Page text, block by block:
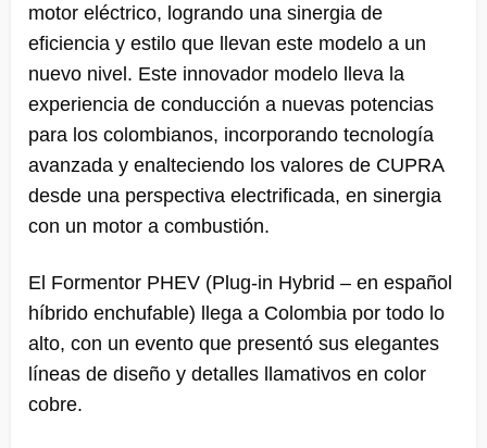
motor eléctrico, logrando una sinergia de
eficiencia y estilo que llevan este modelo a un
nuevo nivel. Este innovador modelo lleva la
experiencia de conducción a nuevas potencias
para los colombianos, incorporando tecnología
avanzada y enalteciendo los valores de CUPRA
desde una perspectiva electrificada, en sinergia
con un motor a combustión.
El Formentor PHEV (Plug-in Hybrid – en español
híbrido enchufable) llega a Colombia por todo lo
alto, con un evento que presentó sus elegantes
líneas de diseño y detalles llamativos en color
cobre.